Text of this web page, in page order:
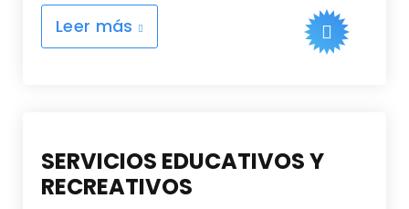
Leer más
SERVICIOS EDUCATIVOS Y
RECREATIVOS